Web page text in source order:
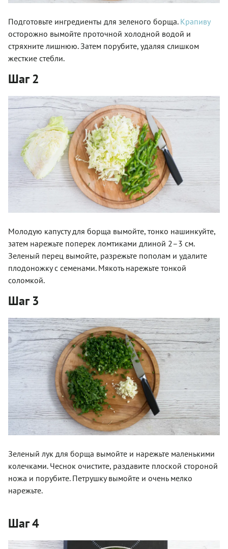
Подготовьте ингредиенты для зеленого борща. Крапиву
осторожно вымойте проточной холодной водой и
стряхните лишнюю. Затем порубите, удаляя слишком
жесткие стебли.
Шаг 2
Молодую капусту для борща вымойте, тонко нашинкуйте,
затем нарежьте поперек ломтиками длиной 2–3 см.
Зеленый перец вымойте, разрежьте пополам и удалите
плодоножку с семенами. Мякоть нарежьте тонкой
соломкой.
Шаг 3
Зеленый лук для борща вымойте и нарежьте маленькими
колечками. Чеснок очистите, раздавите плоской стороной
ножа и порубите. Петрушку вымойте и очень мелко
нарежьте.
Шаг 4